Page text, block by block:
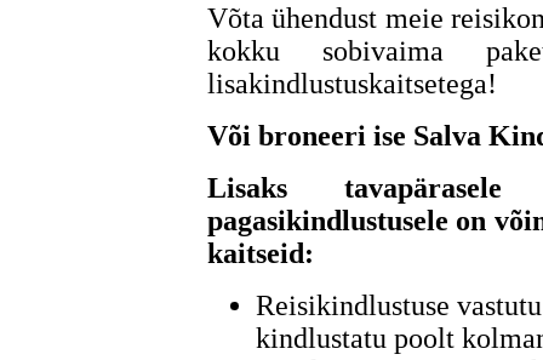
Võta ühendust meie
kokku sobivaima
lisakindlustuskaitsetega!
Või broneeri ise Salva
Lisaks
pagasikindlustusele on
kaitseid:
Reisikindlustuse
kindlustatu poolt